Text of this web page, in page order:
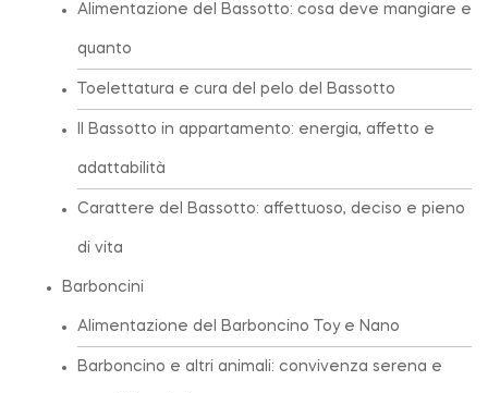
Alimentazione del Bassotto: cosa deve mangiare e
quanto
Toelettatura e cura del pelo del Bassotto
Il Bassotto in appartamento: energia, affetto e
adattabilità
Carattere del Bassotto: affettuoso, deciso e pieno
di vita
Barboncini
Alimentazione del Barboncino Toy e Nano
Barboncino e altri animali: convivenza serena e